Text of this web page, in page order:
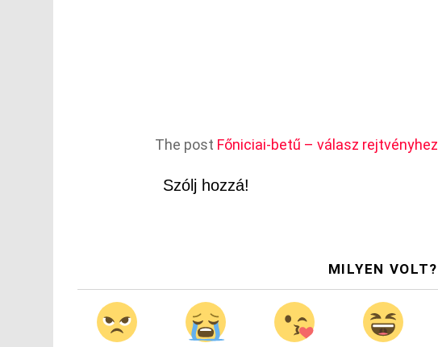
The post Főniciai-betű – válasz rejtvényhez
Szólj hozzá!
MILYEN VOLT?